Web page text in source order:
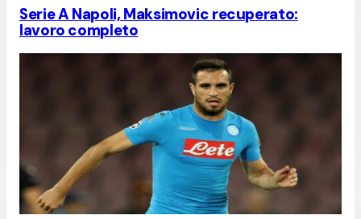
Serie A Napoli, Maksimovic recuperato:
lavoro completo